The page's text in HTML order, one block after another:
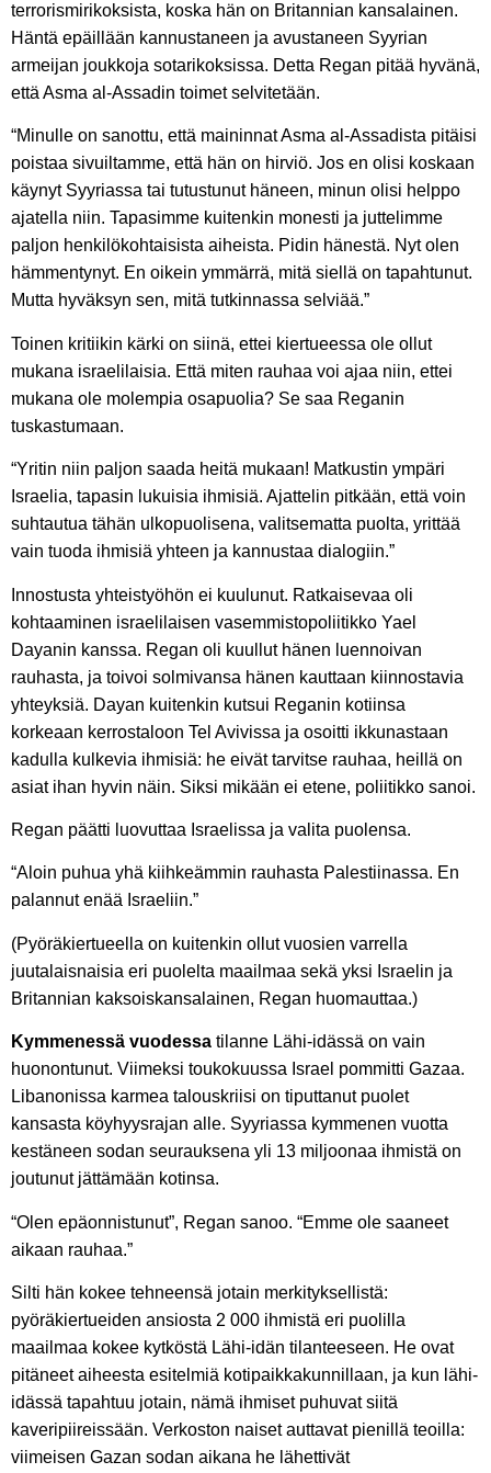
terrorismirikoksista, koska hän on Britannian kansalainen.
Häntä epäillään kannustaneen ja avustaneen Syyrian
armeijan joukkoja sotarikoksissa. Detta Regan pitää hyvänä,
että Asma al-Assadin toimet selvitetään.
“Minulle on sanottu, että maininnat Asma al-Assadista pitäisi
poistaa sivuiltamme, että hän on hirviö. Jos en olisi koskaan
käynyt Syyriassa tai tutustunut häneen, minun olisi helppo
ajatella niin. Tapasimme kuitenkin monesti ja juttelimme
paljon henkilökohtaisista aiheista. Pidin hänestä. Nyt olen
hämmentynyt. En oikein ymmärrä, mitä siellä on tapahtunut.
Mutta hyväksyn sen, mitä tutkinnassa selviää.”
Toinen kritiikin kärki on siinä, ettei kiertueessa ole ollut
mukana israelilaisia. Että miten rauhaa voi ajaa niin, ettei
mukana ole molempia osapuolia? Se saa Reganin
tuskastumaan.
“Yritin niin paljon saada heitä mukaan! Matkustin ympäri
Israelia, tapasin lukuisia ihmisiä. Ajattelin pitkään, että voin
suhtautua tähän ulkopuolisena, valitsematta puolta, yrittää
vain tuoda ihmisiä yhteen ja kannustaa dialogiin.”
Innostusta yhteistyöhön ei kuulunut. Ratkaisevaa oli
kohtaaminen israelilaisen vasemmistopoliitikko Yael
Dayanin kanssa. Regan oli kuullut hänen luennoivan
rauhasta, ja toivoi solmivansa hänen kauttaan kiinnostavia
yhteyksiä. Dayan kuitenkin kutsui Reganin kotiinsa
korkeaan kerrostaloon Tel Avivissa ja osoitti ikkunastaan
kadulla kulkevia ihmisiä: he eivät tarvitse rauhaa, heillä on
asiat ihan hyvin näin. Siksi mikään ei etene, poliitikko sanoi.
Regan päätti luovuttaa Israelissa ja valita puolensa.
“Aloin puhua yhä kiihkeämmin rauhasta Palestiinassa. En
palannut enää Israeliin.”
(Pyöräkiertueella on kuitenkin ollut vuosien varrella
juutalaisnaisia eri puolelta maailmaa sekä yksi Israelin ja
Britannian kaksoiskansalainen, Regan huomauttaa.)
Kymmenessä vuodessa tilanne Lähi-idässä on vain
huonontunut. Viimeksi toukokuussa Israel pommitti Gazaa.
Libanonissa karmea talouskriisi on tiputtanut puolet
kansasta köyhyysrajan alle. Syyriassa kymmenen vuotta
kestäneen sodan seurauksena yli 13 miljoonaa ihmistä on
joutunut jättämään kotinsa.
“Olen epäonnistunut”, Regan sanoo. “Emme ole saaneet
aikaan rauhaa.”
Silti hän kokee tehneensä jotain merkityksellistä:
pyöräkiertueiden ansiosta 2 000 ihmistä eri puolilla
maailmaa kokee kytköstä Lähi-idän tilanteeseen. He ovat
pitäneet aiheesta esitelmiä kotipaikkakunnillaan, ja kun lähi-
idässä tapahtuu jotain, nämä ihmiset puhuvat siitä
kaveripiireissään. Verkoston naiset auttavat pienillä teoilla:
viimeisen Gazan sodan aikana he lähettivät